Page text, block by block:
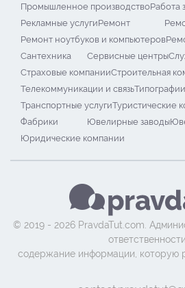
Промышленное производствоРабота
Рекламные услугиРемонт
Ремонт ноутбуков и компьютеров
Сантехника
Сервисные центры
Страховые компанииСтроительная
Телекоммуникации и связьТипографии
Транспортные услугиТуристические
Фабрики
Ювелирные заводы
Юридические компании
© 2019 - 2026 PravdaTut.com.
содержание информации, которую